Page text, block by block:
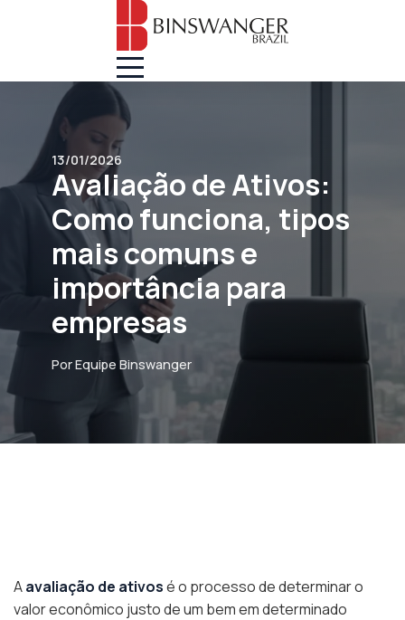
13/01/2026
Avaliação de Ativos:
Como funciona, tipos
mais comuns e
importância para
empresas
Por Equipe Binswanger
Aavaliação de ativosé o processo de determinar o
valor econômico justo de um bem em determinado